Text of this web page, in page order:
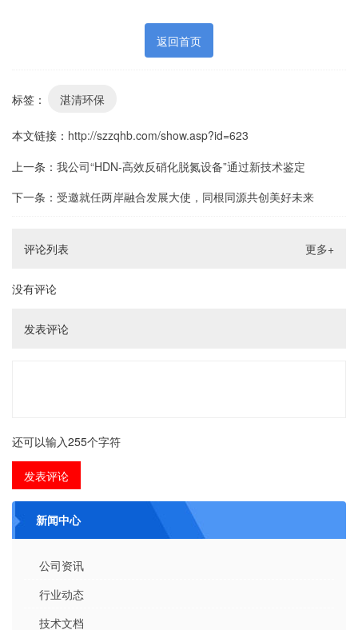
返回首页
标签： 湛清环保
本文链接： http://szzqhb.com/show.asp?id=623
上一条： 我公司“HDN-高效反硝化脱氮设备”通过新技术鉴定
下一条： 受邀就任两岸融合发展大使，同根同源共创美好未来
评论列表 更多+
没有评论
发表评论
还可以输入255个字符
新闻中心
公司资讯
行业动态
技术文档